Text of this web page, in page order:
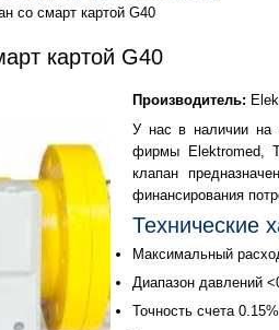
со смарт картой G40
картой G40
Производитель:
У нас в наличии на
фирмы Elektromed,
клапан
финансирования
Технические
Максимальный
Диапазон давлений
Точность счета 0.15%